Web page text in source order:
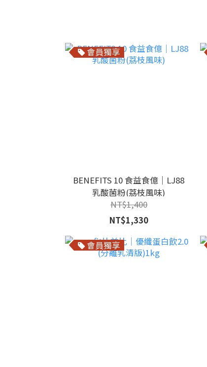
會員獨享
BENEFITS 10 食益食億｜LJ88
乳酸菌粉(荔枝風味)
NT$1,400
NT$1,330
會員獨享